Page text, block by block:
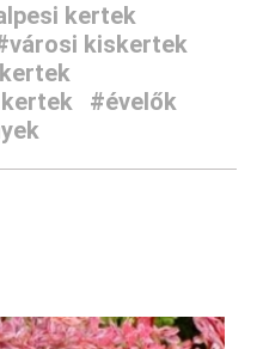
kertek
kiskertek
#évelők